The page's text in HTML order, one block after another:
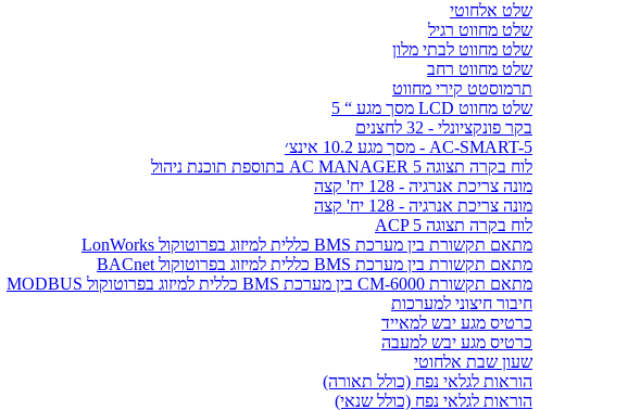
שלט אלחוטי
שלט מחווט רגיל
שלט מחווט לבתי מלון
שלט מחווט רחב
תרמוסטט קירי מחווט
שלט מחווט LCD מסך מגע “ 5
בקר פונקציונלי - 32 לחצנים
AC-SMART-5 - מסך מגע 10.2 אינצ׳
לוח בקרה תצוגה AC MANAGER 5 בתוספת תוכנת ניהול
מונה צריכת אנרגיה - 128 יח' קצה
מונה צריכת אנרגיה - 128 יח' קצה
לוח בקרה תצוגה ACP 5
מתאם תקשורת בין מערכת BMS כללית למיזוג בפרוטוקול LonWorks
מתאם תקשורת בין מערכת BMS כללית למיזוג בפרוטוקול BACnet
מתאם תקשורת CM-6000 בין מערכת BMS כללית למיזוג בפרוטוקול MODBUS
חיבור חיצוני למערכות
כרטיס מגע יבש למאייד
כרטיס מגע יבש למעבה
שעון שבת אלחוטי
הוראות לגלאי נפח (כולל תאורה)
הוראות לגלאי נפח (כולל שנאי)